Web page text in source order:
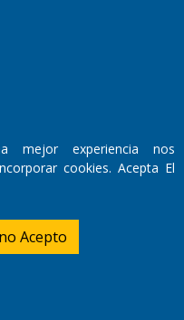
mejor experiencia nos
cookies. Acepta El
no Acepto